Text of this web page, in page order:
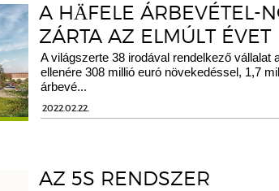
A HÄFELE ÁRBEVÉTEL-
ZÁRTA AZ ELMÚLT ÉVET
A világszerte 38 irodával rendelkező vállalat
ellenére 308 millió euró növekedéssel, 1,7
árbevé...
2022.02.22.
AZ 5S RENDSZER